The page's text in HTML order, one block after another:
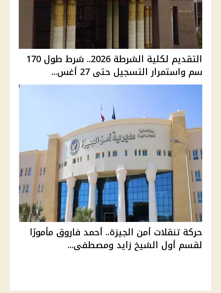
التقديم لكلية الشرطة 2026.. شرط طول 170
سم واستمرار التسجيل حتى 27 أغس...
حركة تنقلات أمن الجيزة.. أحمد فاروق مأمورًا
لقسم أول الشيخ زايد ومصطفى...